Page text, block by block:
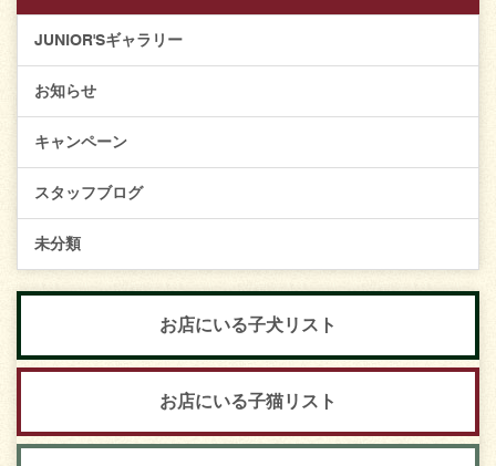
JUNIOR'Sギャラリー
お知らせ
キャンペーン
スタッフブログ
未分類
お店にいる子犬リスト
お店にいる子猫リスト